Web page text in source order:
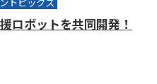
ロボットを共同開発！